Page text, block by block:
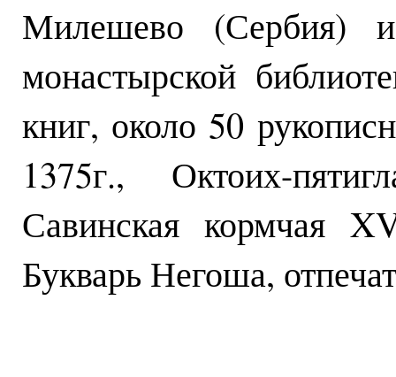
Милешево (Сербия)
монастырской
книг, около 50
1375г., Октоих-
Савинская кормчая
Букварь Негоша,